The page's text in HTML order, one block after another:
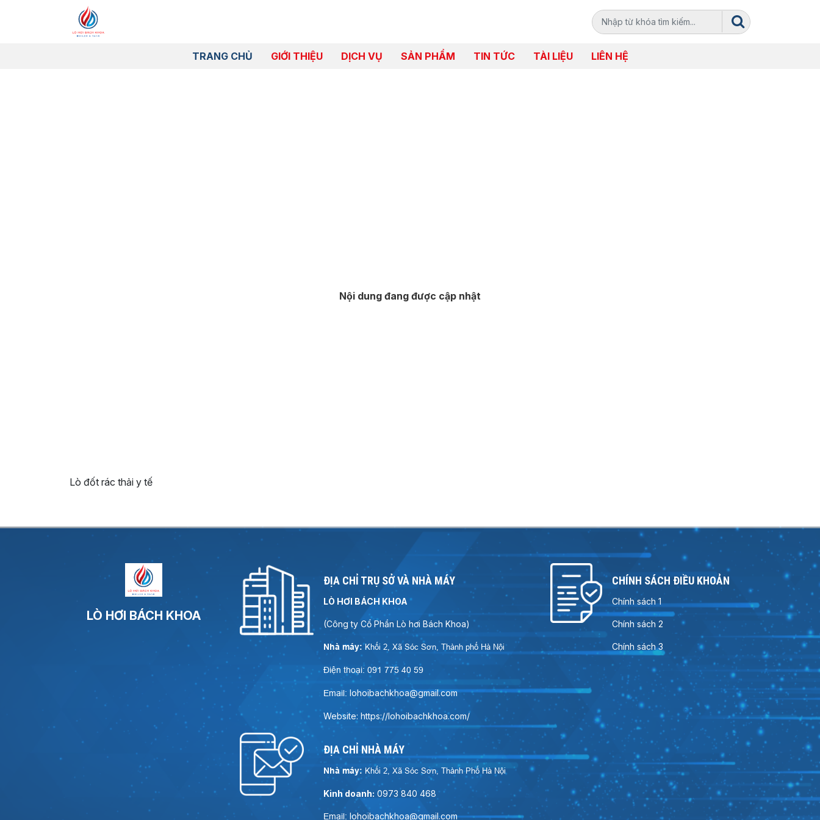
TRANG CHỦ GIỚI THIỆU DỊCH VỤ SẢN PHẨM TIN TỨC TÀI LIỆU LIÊN HỆ
Nội dung đang được cập nhật
Lò đốt rác thải y tế
LÒ HƠI BÁCH KHOA
ĐỊA CHỈ TRỤ SỞ VÀ NHÀ MÁY
LÒ HƠI BÁCH KHOA
(Công ty Cổ Phần Lò hơi Bách Khoa)
Nhà máy: Khối 2, Xã Sóc Sơn, Thành phố Hà Nội
Điện thoại: 091 775 40 59
Email: lohoibachkhoa@gmail.com
Website: https://lohoibachkhoa.com/
ĐỊA CHỈ NHÀ MÁY
Nhà máy: Khối 2, Xã Sóc Sơn, Thành Phố Hà Nội
Kinh doanh: 0973 840 468
Email: lohoibachkhoa@gmail.com
CHÍNH SÁCH ĐIỀU KHOẢN
Chính sách 1
Chính sách 2
Chính sách 3